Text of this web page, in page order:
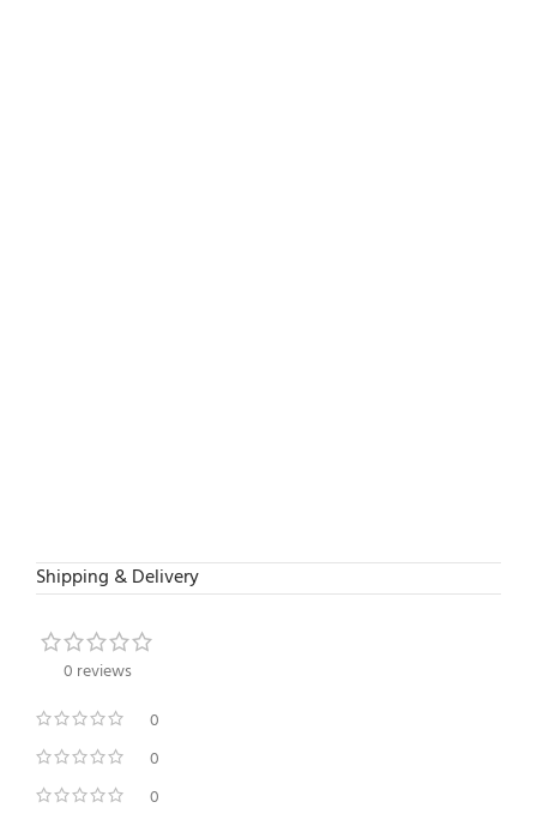
Shipping & Delivery
0 reviews
0
0
0